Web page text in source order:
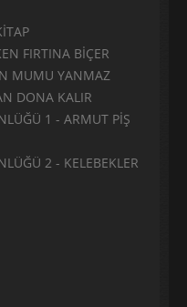
FIRTINA BİÇER
MUMU YANMAZ
DONA KALIR
1 - ARMUT PİŞ
2 - KELEBEKLER